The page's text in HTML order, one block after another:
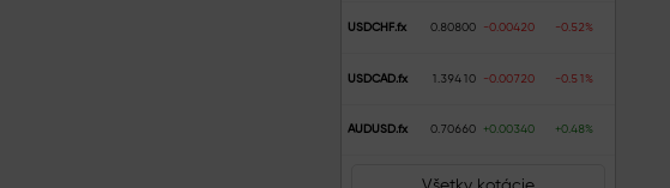
USDCHF.fx 0.80800 -0.00420 -0.52%
USDCAD.fx 1.39410 -0.00720 -0.51%
AUDUSD.fx 0.70660 +0.00340 +0.48%